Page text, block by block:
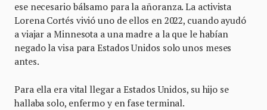
ese necesario bálsamo para la añoranza. La activista
Lorena Cortés vivió uno de ellos en 2022, cuando ayudó
a viajar a Minnesota a una madre a la que le habían
negado la visa para Estados Unidos solo unos meses
antes.
Para ella era vital llegar a Estados Unidos, su hijo se
hallaba solo, enfermo y en fase terminal.